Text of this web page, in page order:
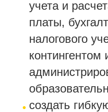
учета и
платы,
налогового
контингентом
создать